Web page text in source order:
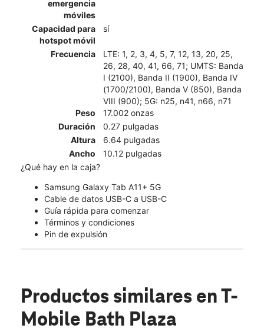
emergencia
móviles
Capacidad para
hotspot móvil
sí
Frecuencia
LTE: 1, 2, 3, 4, 5, 7, 12, 13, 20, 25,
26, 28, 40, 41, 66, 71; UMTS: Banda
I (2100), Banda II (1900), Banda IV
(1700/2100), Banda V (850), Banda
VIII (900); 5G: n25, n41, n66, n71
Peso
17.002 onzas
Duración
0.27 pulgadas
Altura
6.64 pulgadas
Ancho
10.12 pulgadas
¿Qué hay en la caja?
Samsung Galaxy Tab A11+ 5G
Cable de datos USB-C a USB-C
Guía rápida para comenzar
Términos y condiciones
Pin de expulsión
Productos similares en T-
Mobile Bath Plaza